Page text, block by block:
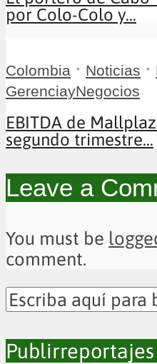
por Colo-Colo y...
Colombia • Noticias •
GerenciayNegocios
EBITDA de
segundo trimestre...
Leave a
You must be
comment.